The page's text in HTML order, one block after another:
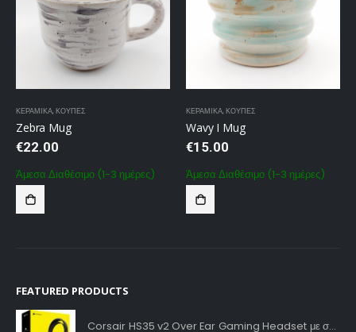
ΚΕΡΑΜΙΚΆ,ΚΟΎΠΕΣ
Zebra Mug
€22.00
Άμεσα Διαθέσιμο (1-3 ημέρες)
ΚΕΡΑΜΙΚΆ,ΚΟΎΠΕΣ
Wavy I Mug
€15.00
Άμεσα Διαθέσιμο (1-3 ημέρες)
FEATURED PRODUCTS
Corsair HS35 v2 Over Ear Gaming Headset με σύνδεση 3.5mm Carbon for PC / PS4 / XBOX